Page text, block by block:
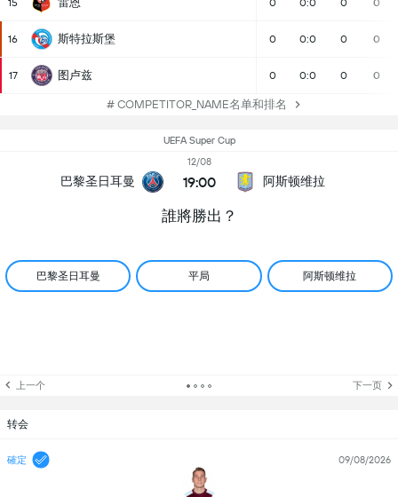
15 0 0:0 0 0
16 斯特拉斯堡 0 0:0 0 0
17 图卢兹 0 0:0 0 0
# COMPETITOR_NAME名单和排名
UEFA Super Cup
巴黎圣日耳曼
12/08
19:00 阿斯顿维拉
誰將勝出？
巴黎圣日耳曼 平局 阿斯顿维拉
上一个 下一页
转会
確定 09/08/2026